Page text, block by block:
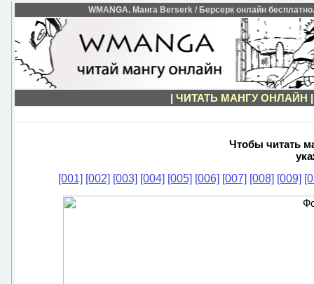
WMANGA. Манга Berserk / Берсерк онлайн
| ЧИТАТЬ МАНГУ ОНЛАЙН
Чтобы читать
[001] [002] [003] [004] [005] [006] [007] [008] [009]